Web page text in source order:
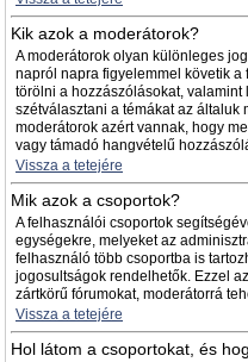
Kik azok a moderátorok?
A moderátorok olyan különleges
napról napra figyelemmel követik
törölni a hozzászólásokat,
szétválasztani a témákat az
moderátorok azért vannak, hogy
vagy támadó hangvételű
Vissza a tetejére
Mik azok a csoportok?
A felhasználói csoportok
egységekre, melyeket az
felhasználó több csoportba is
jogosultságok rendelhetők. Ezzel
zártkörű fórumokat, moderátorrá
Vissza a tetejére
Hol látom a csoportokat, és